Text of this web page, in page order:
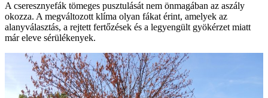
A cseresznyefák tömeges pusztulását nem önmagában az aszály
okozza. A megváltozott klíma olyan fákat érint, amelyek az
alanyválasztás, a rejtett fertőzések és a legyengült gyökérzet miatt
már eleve sérülékenyek.